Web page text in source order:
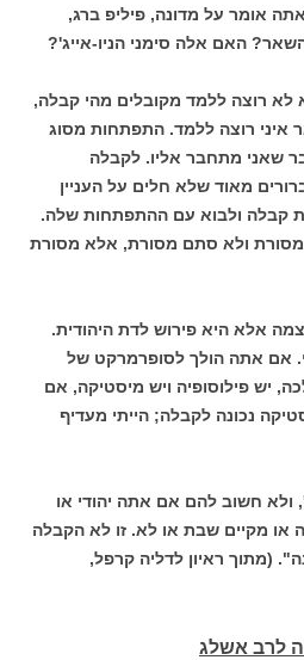
אומר על מדונה, פיליפ ברג,
האם אלה סימני הניו-אייג'?
לא רוצה ללמד מקובלים מהי קבלה,
איני רוצה ללמד. התפתחות מסוג
שאני מתחבר אליו. לקבלה
מאוד שלא חלים על העניין
קבלה ולבוא עם ההתפתחות שלה.
ולא סתם מסורת, אלא מסורת
אלא היא פירוש לדת היהודית.
אם אתה הולך לסופרמרקט של
יש פילוסופיה ויש מיסטיקה, אם
נכונה לקבלה; הייתי מעדיף
ולא חשוב להם אם אתה יהודי או
או מקיים שבת או לא. זו לא הקבלה
(מתוך ראיון לדליה קרפל,
לרב אשלג